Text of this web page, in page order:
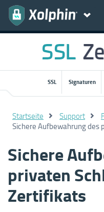
SSL Signaturen
Startseite Support
Sichere Aufbewahrung des
Sichere
privaten
Zertifikats